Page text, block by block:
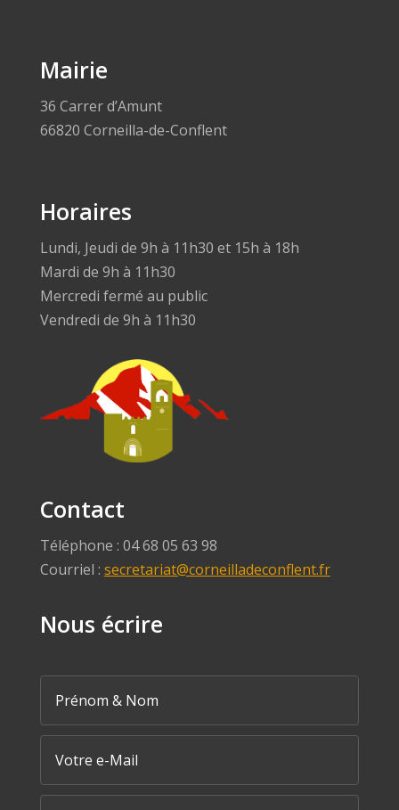
Mairie
36 Carrer d’Amunt
66820 Corneilla-de-Conflent
Horaires
Lundi, Jeudi de 9h à 11h30 et 15h à 18h
Mardi de 9h à 11h30
Mercredi fermé au public
Vendredi de 9h à 11h30
Contact
Téléphone : 04 68 05 63 98
Courriel : secretariat@corneilladeconflent.fr
Nous écrire